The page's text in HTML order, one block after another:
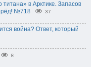
титана» в Арктике. Запасов
№718
37
война? Ответ, который
8